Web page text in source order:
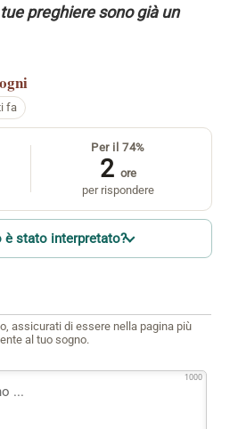
preghiere sono già un
fa
Per il 74%
2 ore
per rispondere
è stato interpretato?
assicurati di essere nella pagina più
al tuo sogno.
1000